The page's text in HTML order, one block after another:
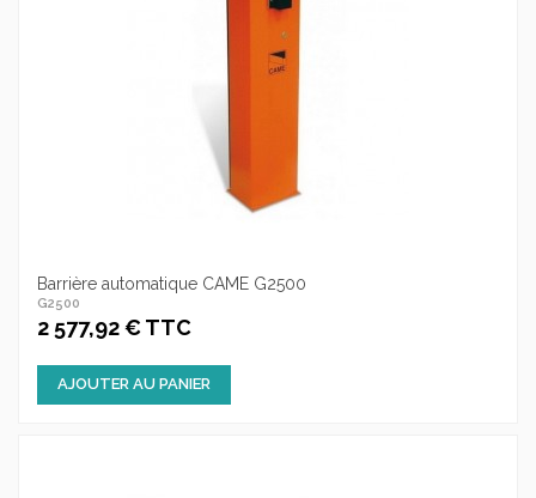
Barrière automatique CAME G2500
G2500
2 577,92 € TTC
AJOUTER AU PANIER